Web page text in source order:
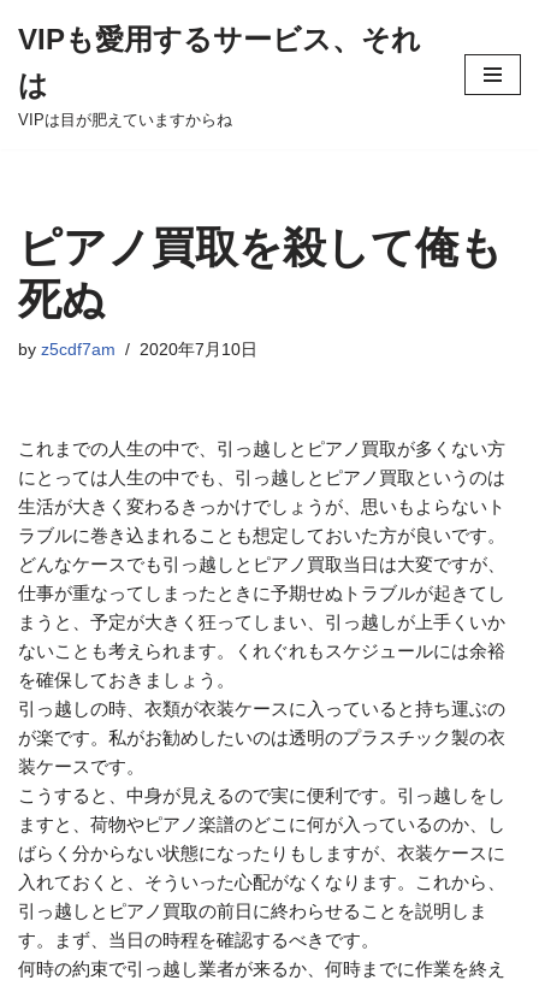
to
content
VIPも愛用するサービス、それ
は
VIPは目が肥えていますからね
ピアノ買取を殺して俺も
死ぬ
by z5cdf7am 2020年7月10日
これまでの人生の中で、引っ越しとピアノ買取が多くない方
にとっては人生の中でも、引っ越しとピアノ買取というのは
生活が大きく変わるきっかけでしょうが、思いもよらないト
ラブルに巻き込まれることも想定しておいた方が良いです。
どんなケースでも引っ越しとピアノ買取当日は大変ですが、
仕事が重なってしまったときに予期せぬトラブルが起きてし
まうと、予定が大きく狂ってしまい、引っ越しが上手くいか
ないことも考えられます。くれぐれもスケジュールには余裕
を確保しておきましょう。
引っ越しの時、衣類が衣装ケースに入っていると持ち運ぶの
が楽です。私がお勧めしたいのは透明のプラスチック製の衣
装ケースです。
こうすると、中身が見えるので実に便利です。引っ越しをし
ますと、荷物やピアノ楽譜のどこに何が入っているのか、し
ばらく分からない状態になったりもしますが、衣装ケースに
入れておくと、そういった心配がなくなります。これから、
引っ越しとピアノ買取の前日に終わらせることを説明しま
す。まず、当日の時程を確認するべきです。
何時の約束で引っ越し業者が来るか、何時までに作業を終え